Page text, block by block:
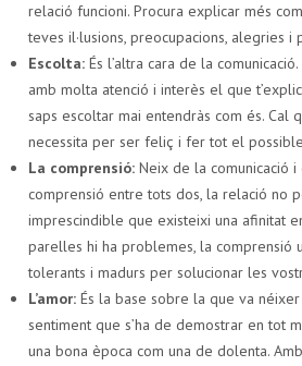
relació funcioni. Procura explicar més
teves il·lusions, preocupacions, alegries i
Escolta: És l’altra cara de la
amb molta atenció i interès el que
saps escoltar mai entendràs com és. Cal
necessita per ser feliç i fer tot el
La comprensió: Neix de la comunicació i
comprensió entre tots dos, la relació no
imprescindible que existeixi una afinitat
parelles hi ha problemes, la comprensió
tolerants i madurs per solucionar les
L’amor: És la base sobre la que va
sentiment que s’ha de demostrar en tot
una bona època com una de dolenta.